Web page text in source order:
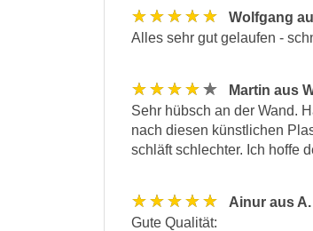
★★★★★
Wolfgang
Alles sehr gut gelaufen -
★★★★★
Martin aus
Sehr hübsch an der Wand.
nach diesen künstlichen
schläft schlechter. Ich hoffe
★★★★★
Ainur aus A.
Gute Qualität: